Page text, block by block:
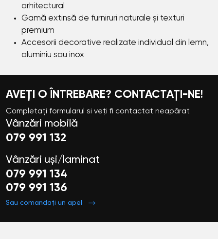
arhitectural
Gamă extinsă de furniruri naturale și texturi
premium
Accesorii decorative realizate individual din lemn,
aluminiu sau inox
AVEȚI O ÎNTREBARE? CONTACTAȚI-NE!
Completați formularul si veți fi contactat neapărat
Vânzări mobilă
079 991 132
Vânzări uși/laminat
079 991 134
079 991 136
Sau comandați un apel